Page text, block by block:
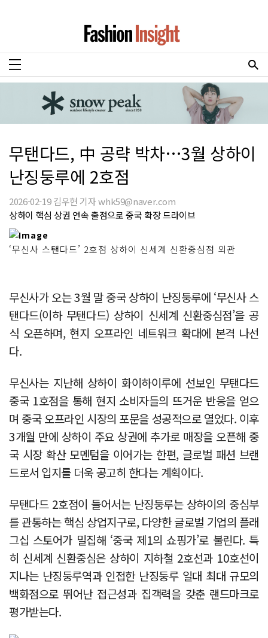
무탠다드, 中 공략 박차…3월 상하이
난징둥루에 2호점
2026-02-19 김우현 기자 whk59@naver.com
상하이 핵심 상권 연속 출점으로 중국 확장 드라이브
‘무신사 스탠다드’ 2호점 상하이 신세계 신환중심점 외관
무신사가 오는 3월 말 중국 상하이 난징둥루에 ‘무신사 스
탠다드(이하 무탠다드) 상하이 신세계 신환중심점’을 공
식 오픈하며, 현지 오프라인 네트워크 확대에 본격 나선
다.
무신사는 지난해 상하이 화이하이루에 선보인 무탠다드
중국 1호점을 통해 현지 소비자들의 뜨거운 반응을 얻으
며 중국 오프라인 시장의 포문을 성공적으로 열었다. 이후
3개월 만에 상하이 주요 상권에 추가로 매장을 오픈해 중
국 시장 확산 모멘텀을 이어가는 한편, 글로벌 패션 브랜
드로서 입지를 더욱 공고히 한다는 계획이다.
무탠다드 2호점이 들어서는 난징둥루는 상하이의 중심부
를 관통하는 핵심 상업지구로, 다양한 글로벌 기업의 플래
그십 스토어가 밀집해 ‘중국 제1의 쇼핑가’로 불린다. 특
히 신세계 신환중심은 상하이 지하철 2호선과 10호선이
지나는 난징둥루역과 인접한 난징둥루 일대 최대 규모의
백화점으로 뛰어난 접근성과 집객력을 갖춘 랜드마크로
평가받는다.